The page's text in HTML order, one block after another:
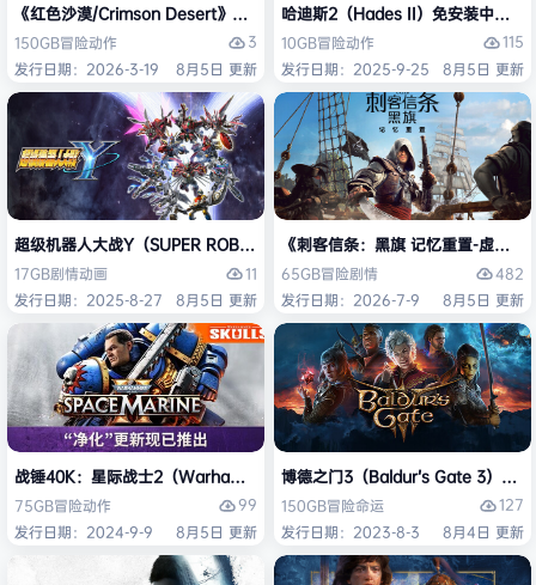
《红色沙漠/Crimson Desert》免安装中文版
150GB冒险动作
3
发行日期：2026-3-19
8月5日 更新
哈迪斯2（Hades II）免安装中文版
10GB冒险动作
115
发行日期：2025-9-25
8月5日 更新
超级机器人大战Y（SUPER ROBOT WARS Y）免安装中文版
17GB剧情动画
11
发行日期：2025-8-27
8月5日 更新
《刺客信条：黑旗 记忆重置-虚拟
65GB冒险剧情
482
发行日期：2026-7-9
8月5日 更新
战锤40K：星际战士2（Warhammer 40,000: Space Marine 2）免安装
75GB冒险动作
99
发行日期：2024-9-9
8月5日 更新
博德之门3（Baldur’s Gate 3）免安
150GB冒险命运
127
发行日期：2023-8-3
8月4日 更新